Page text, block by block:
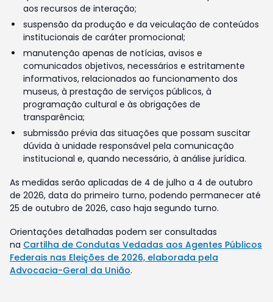
aos recursos de interação;
suspensão da produção e da veiculação de conteúdos
institucionais de caráter promocional;
manutenção apenas de notícias, avisos e
comunicados objetivos, necessários e estritamente
informativos, relacionados ao funcionamento dos
museus, à prestação de serviços públicos, à
programação cultural e às obrigações de
transparência;
submissão prévia das situações que possam suscitar
dúvida à unidade responsável pela comunicação
institucional e, quando necessário, à análise jurídica.
As medidas serão aplicadas de 4 de julho a 4 de outubro
de 2026, data do primeiro turno, podendo permanecer até
25 de outubro de 2026, caso haja segundo turno.
Orientações detalhadas podem ser consultadas
na Cartilha de Condutas Vedadas aos Agentes Públicos
Federais nas Eleições de 2026, elaborada pela
Advocacia-Geral da União.